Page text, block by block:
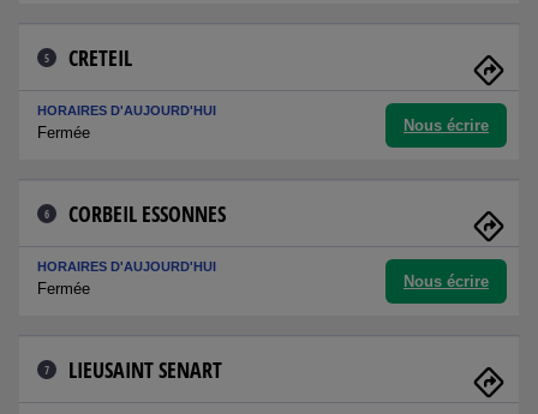
5 CRETEIL
HORAIRES D'AUJOURD'HUI
Fermée Nous écrire
6 CORBEIL ESSONNES
HORAIRES D'AUJOURD'HUI
Fermée Nous écrire
7 LIEUSAINT SENART